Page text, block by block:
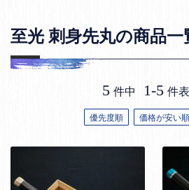
至光 刺身先丸の商品一
優先度順 価格が安い順
5 件中 1-5 件